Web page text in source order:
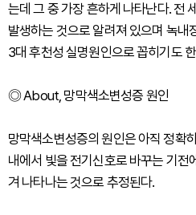
는데 그 중 가장 흔하게 나타난다. 전
발생하는 것으로 알려져 있으며 녹내
3대 후천성 실명원인으로 꼽히기도
◎ About, 망막색소변성증 원인
망막색소변성증의 원인은 아직 정확
내에서 빛을 전기신호로 바꾸는 기전
겨 나타나는 것으로 추정된다.